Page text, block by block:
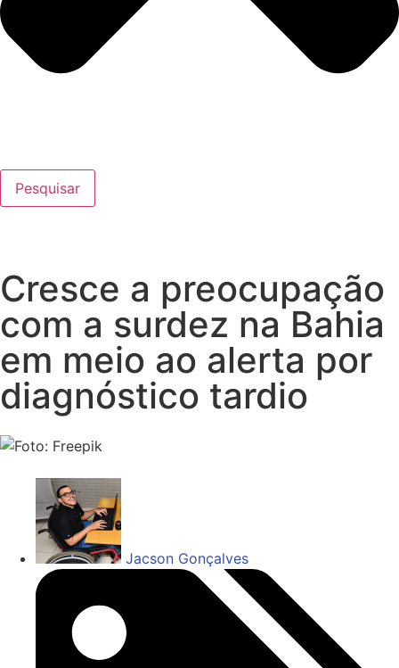
Pesquisar
Cresce a preocupação
com a surdez na Bahia
em meio ao alerta por
diagnóstico tardio
Jacson Gonçalves